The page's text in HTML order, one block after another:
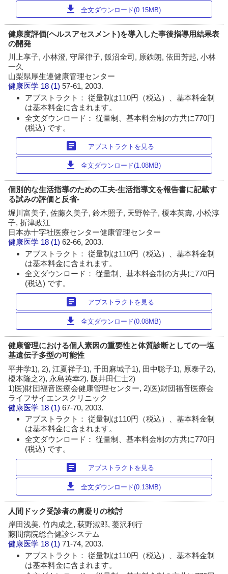
download 全文ダウンロード(0.15MB)
健康度評価(ヘルスアセスメント)を導入した事後指導用結果表
の開発
川上享子, 小林澄, 守屋律子, 飯沼全司, 原鉄朗, 依田芳起, 小林
一久
山梨県厚生連健康管理センター
健康医学 18 (1)57-61, 2003.
アブストラクト： 従量制は110円（税込）、基本料金制
は基本料金に含まれます。
全文ダウンロード： 従量制、基本料金制の方共に770円
(税込) です。
article アブストラクトを見る
download 全文ダウンロード(1.08MB)
個別的な生活指導のための工夫‐生活指導文を報告書に記載す
る試みの評価と反省‐
堀川富美子, 佐藤久美子, 鈴木照子, 天野幹子, 榎本英壽, 小松淳
子, 折津政江
日本赤十字社医療センター健康管理センター
健康医学 18 (1)62-66, 2003.
アブストラクト： 従量制は110円（税込）、基本料金制
は基本料金に含まれます。
全文ダウンロード： 従量制、基本料金制の方共に770円
(税込) です。
article アブストラクトを見る
download 全文ダウンロード(0.08MB)
健康管理における個人素因の重要性と体質診断としての一塩
基遺伝子多型の可能性
平井学1), 2), 江夏祥子1), 千田麻城子1), 田中聡子1), 原泰子2),
榎本隆之2), 永島英幸2), 阪井田仁士2)
1)医)財団福音医療会健康管理センター, 2)医)財団福音医療会
ライフサイエンスクリニック
健康医学 18 (1)67-70, 2003.
アブストラクト： 従量制は110円（税込）、基本料金制
は基本料金に含まれます。
全文ダウンロード： 従量制、基本料金制の方共に770円
(税込) です。
article アブストラクトを見る
download 全文ダウンロード(0.13MB)
人間ドック受診者の肩凝りの検討
岸田浅美, 竹内成之, 荻野淑郎, 萎沢利行
藤間病院総合健診システム
健康医学 18 (1)71-74, 2003.
アブストラクト： 従量制は110円（税込）、基本料金制
は基本料金に含まれます。